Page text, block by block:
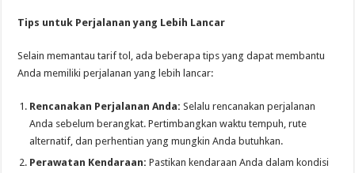
Tips untuk Perjalanan yang Lebih Lancar
Selain memantau tarif tol, ada beberapa tips yang dapat membantu
Anda memiliki perjalanan yang lebih lancar:
Rencanakan Perjalanan Anda: Selalu rencanakan perjalanan
Anda sebelum berangkat. Pertimbangkan waktu tempuh, rute
alternatif, dan perhentian yang mungkin Anda butuhkan.
Perawatan Kendaraan: Pastikan kendaraan Anda dalam kondisi